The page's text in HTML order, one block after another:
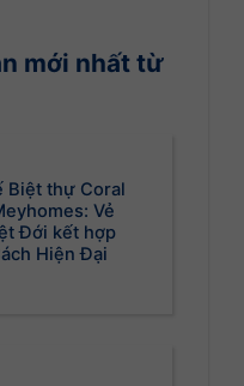
mới nhất từ
Biệt thự Coral
Vẻ
Đới kết hợp
Hiện Đại